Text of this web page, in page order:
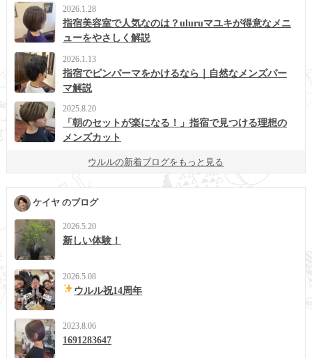
2026.1.28
指宿美容室で人気なのは？uluruマユキが得意なメニ
ューをやさしく解説
2026.1.13
指宿でピンパーマをかけるなら｜自然なメンズパー
マ解説
2025.8.20
「朝のセットが楽になる！」指宿で見つける理想の
メンズカット
ウルルの新着ブログをもっと見る
ケイヤ のブログ
2026.5.20
新しい体験！
2026.5.08
ウルル祝14周年
2023.8.06
1691283647